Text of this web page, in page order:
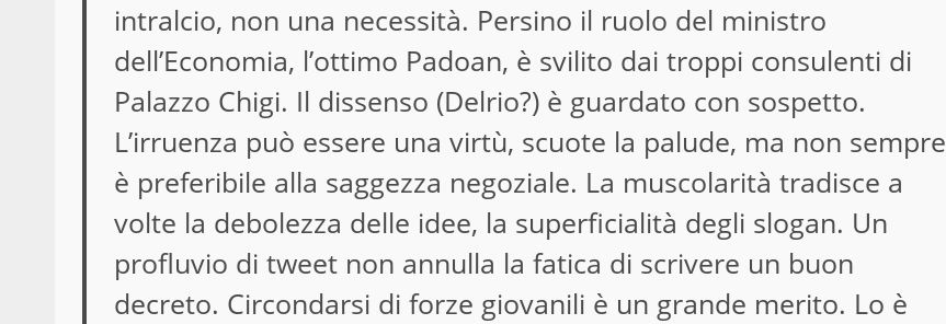
intralcio, non una necessità. Persino il ruolo del ministro
dell’Economia, l’ottimo Padoan, è svilito dai troppi consulenti di
Palazzo Chigi. Il dissenso (Delrio?) è guardato con sospetto.
L’irruenza può essere una virtù, scuote la palude, ma non sempre
è preferibile alla saggezza negoziale. La muscolarità tradisce a
volte la debolezza delle idee, la superficialità degli slogan. Un
profluvio di tweet non annulla la fatica di scrivere un buon
decreto. Circondarsi di forze giovanili è un grande merito. Lo è